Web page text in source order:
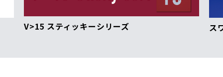
スワットシリーズ